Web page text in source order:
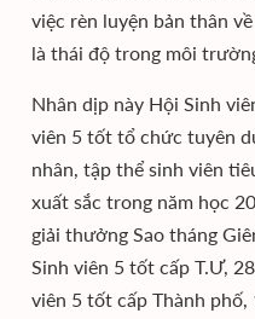
việc rèn luyện bản thân
là thái độ trong môi
Nhân dịp này Hội Sinh
viên 5 tốt tổ chức tuyên
nhân, tập thể sinh viên
xuất sắc trong năm học
giải thưởng Sao tháng
Sinh viên 5 tốt cấp T.Ư,
viên 5 tốt cấp Thành